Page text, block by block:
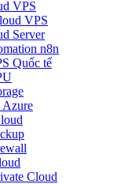
VPS
VPS
Server
n8n
Quốc tế
Cloud